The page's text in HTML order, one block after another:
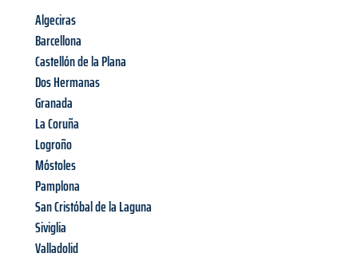
Algeciras
Barcellona
Castellón de la Plana
Dos Hermanas
Granada
La Coruña
Logroño
Móstoles
Pamplona
San Cristóbal de la Laguna
Siviglia
Valladolid